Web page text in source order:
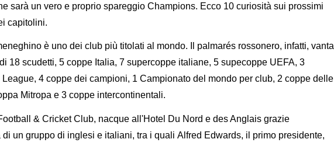
sarà un vero e proprio spareggio Champions. Ecco 10 curiosità sui prossimi
capitolini.
è uno dei club più titolati al mondo. Il palmarés rossonero, infatti, vanta
18 scudetti, 5 coppe Italia, 7 supercoppe italiane, 5 supecoppe UEFA, 3
4 coppe dei campioni, 1 Campionato del mondo per club, 2 coppe delle
Mitropa e 3 coppe intercontinentali.
& Cricket Club, nacque all'Hotel Du Nord e des Anglais grazie
un gruppo di inglesi e italiani, tra i quali Alfred Edwards, il primo presidente,